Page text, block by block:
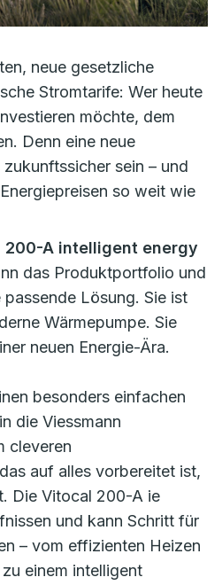
neue gesetzliche
Stromtarife: Wer heute
möchte, dem
Denn eine neue
sein – und
so weit wie
200-A intelligent energy
das Produktportfolio und
Lösung. Sie ist
Wärmepumpe. Sie
neuen Energie-Ära.
besonders einfachen
die Viessmann
cleveren
auf alles vorbereitet ist,
Die Vitocal 200-A ie
und kann Schritt für
– vom effizienten Heizen
einem intelligent